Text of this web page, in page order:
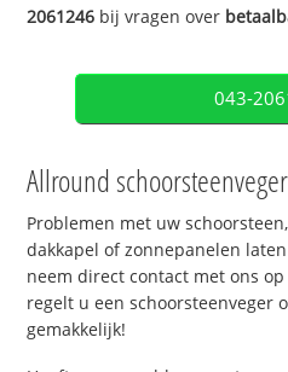
2061246 bij vragen over
043-
Allround schoorsteenveger
Problemen met uw
dakkapel of zonnepanelen
neem direct contact met ons op
regelt u een schoorsteenveger
gemakkelijk!